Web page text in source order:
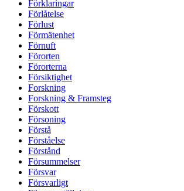
Förklaringar
Förlåtelse
Förlust
Förmätenhet
Förnuft
Förorten
Förorterna
Försiktighet
Forskning
Forskning & Framsteg
Förskott
Försoning
Förstå
Förståelse
Förstånd
Försummelser
Försvar
Försvarligt